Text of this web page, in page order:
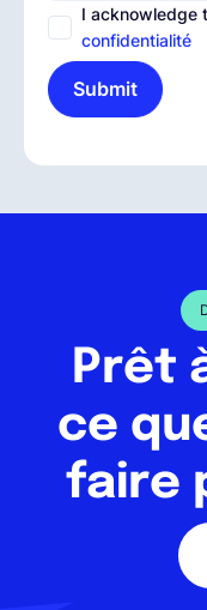
I acknowledge
confidentialité
Submit
Prêt
ce
faire